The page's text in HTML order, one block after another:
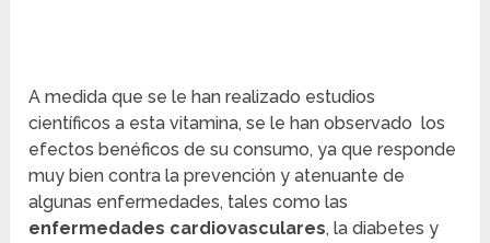
A medida que se le han realizado estudios
científicos a esta vitamina, se le han observado los
efectos benéficos de su consumo, ya que responde
muy bien contra la prevención y atenuante de
algunas enfermedades, tales como las
enfermedades cardiovasculares, la diabetes y